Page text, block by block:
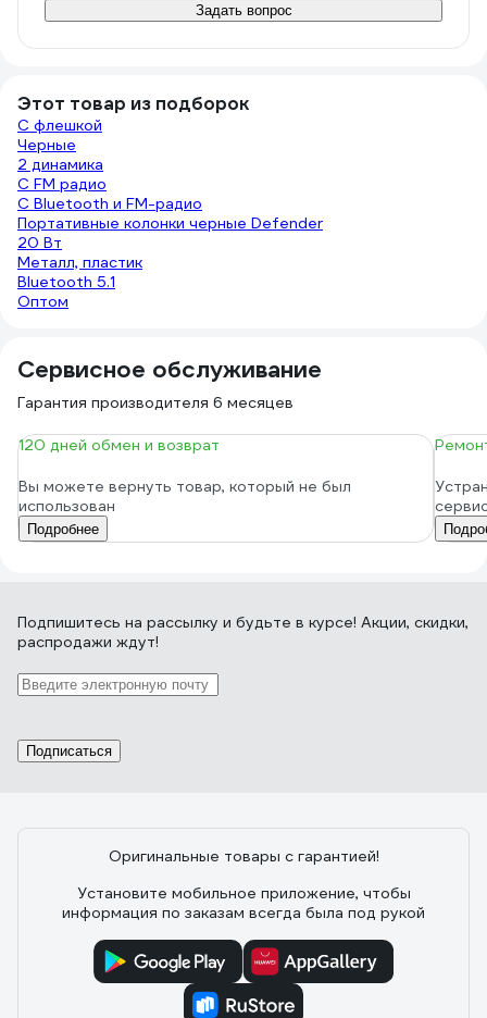
Задать вопрос
Этот товар из подборок
С флешкой
Черные
2 динамика
С FM радио
С Bluetooth и FM-радио
Портативные колонки черные Defender
20 Вт
Металл, пластик
Bluetooth 5.1
Оптом
Сервисное обслуживание
Гарантия производителя 6 месяцев
120 дней обмен и возврат
Вы можете вернуть товар, который не был
использован
Подробнее
Подпишитесь на рассылку и будьте в курсе! Акции, скидки,
распродажи ждут!
Подписаться
Оригинальные товары с гарантией!
Установите мобильное приложение, чтобы
информация по заказам всегда была под рукой